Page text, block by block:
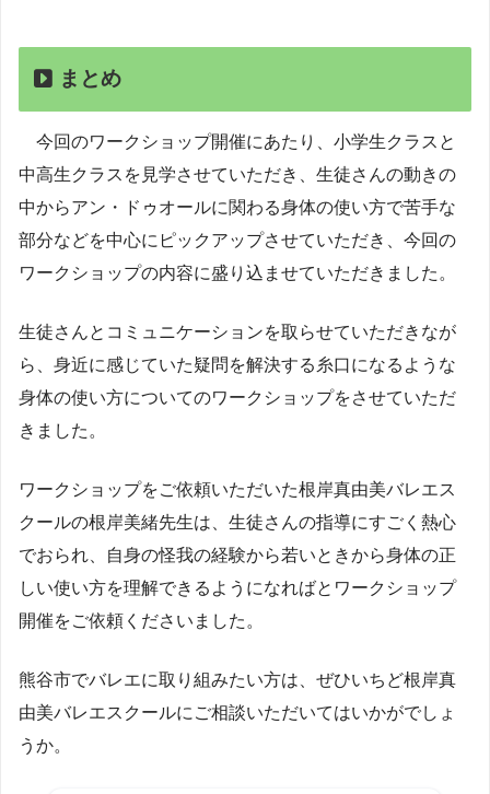
まとめ
今回のワークショップ開催にあたり、小学生クラスと
中高生クラスを見学させていただき、生徒さんの動きの
中からアン・ドゥオールに関わる身体の使い方で苦手な
部分などを中心にピックアップさせていただき、今回の
ワークショップの内容に盛り込ませていただきました。
生徒さんとコミュニケーションを取らせていただきなが
ら、身近に感じていた疑問を解決する糸口になるような
身体の使い方についてのワークショップをさせていただ
きました。
ワークショップをご依頼いただいた根岸真由美バレエス
クールの根岸美緒先生は、生徒さんの指導にすごく熱心
でおられ、自身の怪我の経験から若いときから身体の正
しい使い方を理解できるようになればとワークショップ
開催をご依頼くださいました。
熊谷市でバレエに取り組みたい方は、ぜひいちど根岸真
由美バレエスクールにご相談いただいてはいかがでしょ
うか。